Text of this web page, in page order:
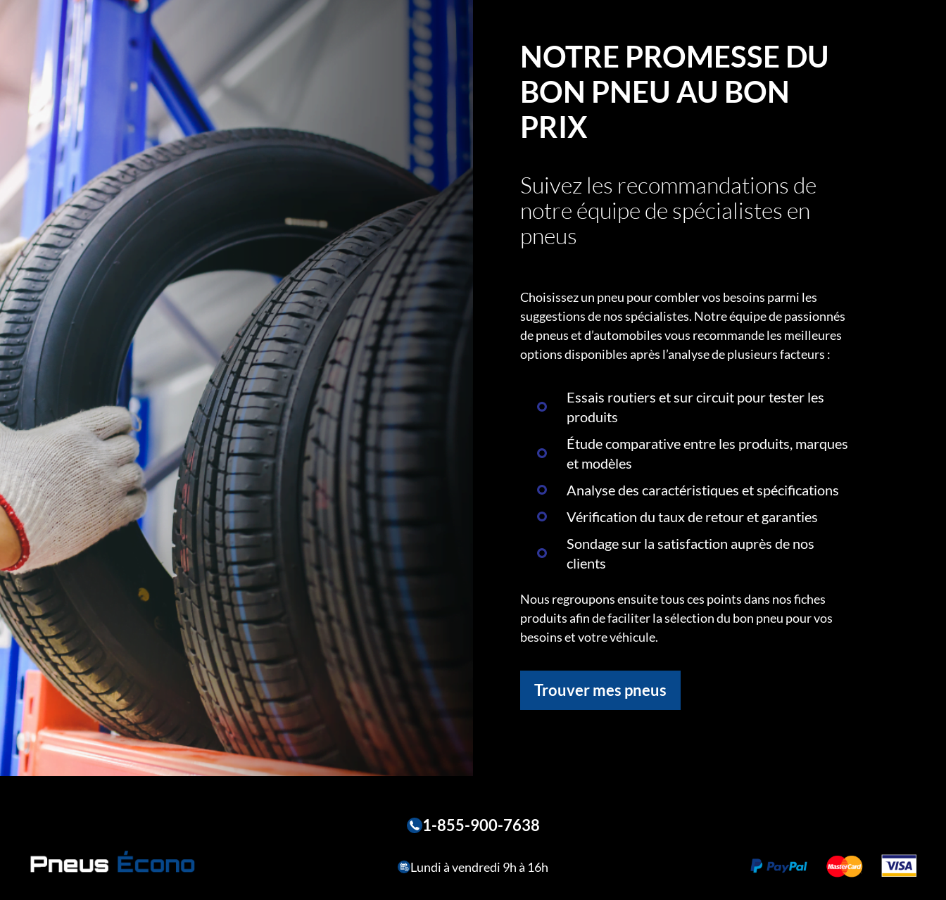
NOTRE PROMESSE DU
BON PNEU AU BON
PRIX
Suivez les recommandations de
notre équipe de spécialistes en
pneus
Choisissez un pneu pour combler vos besoins parmi les
suggestions de nos spécialistes. Notre équipe de passionnés
de pneus et d’automobiles vous recommande les meilleures
options disponibles après l’analyse de plusieurs facteurs :
Essais routiers et sur circuit pour tester les
produits
Étude comparative entre les produits, marques
et modèles
Analyse des caractéristiques et spécifications
Vérification du taux de retour et garanties
Sondage sur la satisfaction auprès de nos
clients
Nous regroupons ensuite tous ces points dans nos fiches
produits afin de faciliter la sélection du bon pneu pour vos
besoins et votre véhicule.
Trouver mes pneus
1-855-900-7638
Lundi à vendredi 9h à 16h